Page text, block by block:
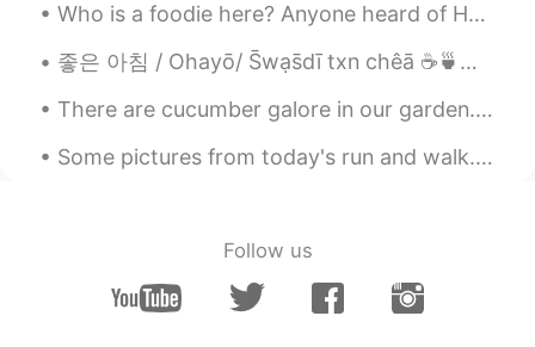
EN FR
@N-pop全部 食べたいよ🤩😋
Saki 2020.08.02 10:48
😲🙇‍♀️私は醤油ラーメンが好きですが、塩ラ
ーメンもおいしいと思います。ラーメンに
胡椒やお酢を入れるのもいいですよ。
Who is a foodie here? Anyone heard of Huitlacoche aka Corn Fungus or Corn Smut?🤔 Huitlacoche is ...
좋은 아침 / Ohayō/ S̄wạs̄dī txn chêā ☕️🍵🌼 This morning there was a bag of organic apples and honey ...
There are cucumber galore in our garden. It’s the first time we grew Korean cucumbers. We have b...
Some pictures from today's run and walk. A beautiful blue sky and lovely scenery make me feel ha...
Follow us